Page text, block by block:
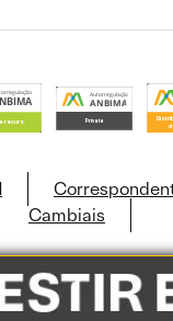
Cambiais
Este site usa cookies e